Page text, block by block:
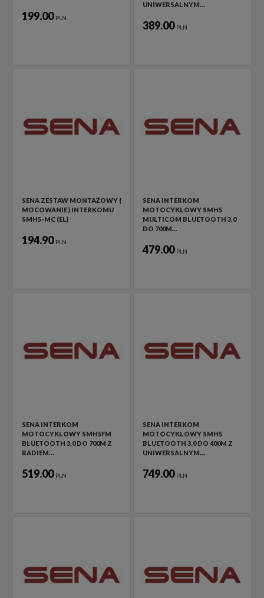
199.00 PLN
UNIWERSALNYM…
389.00 PLN
SENA ZESTAW MONTAŻOWY (
MOCOWANIE ) INTERKOMU
SMH5-MC (EL)
194.90 PLN
SENA INTERKOM
MOTOCYKLOWY SMH5
MULTICOM BLUETOOTH 3.0
DO 700M…
479.00 PLN
SENA INTERKOM
MOTOCYKLOWY SMH5FM
BLUETOOTH 3.0 DO 700M Z
RADIEM…
519.00 PLN
SENA INTERKOM
MOTOCYKLOWY SMH5
BLUETOOTH 3.0 DO 400M Z
UNIWERSALNYM…
749.00 PLN